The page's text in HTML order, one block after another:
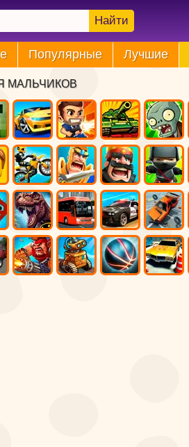
Найти
Популярные Лучшие
МАЛЬЧИКОВ